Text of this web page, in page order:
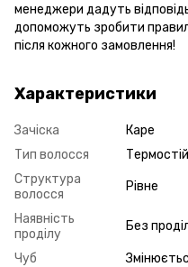
менеджери дадуть
допоможуть зробити
після кожного замовлення!
Характеристики
Зачіска
Каре
Тип волосся
Структура
волосся
Рівне
Наявність
проділу
Без
Чуб